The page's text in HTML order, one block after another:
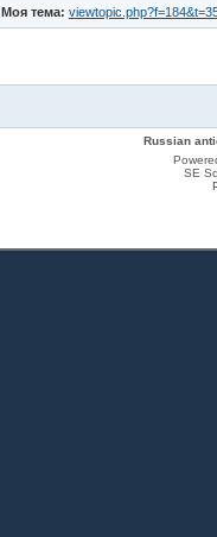
Моя тема:
Russian
SE